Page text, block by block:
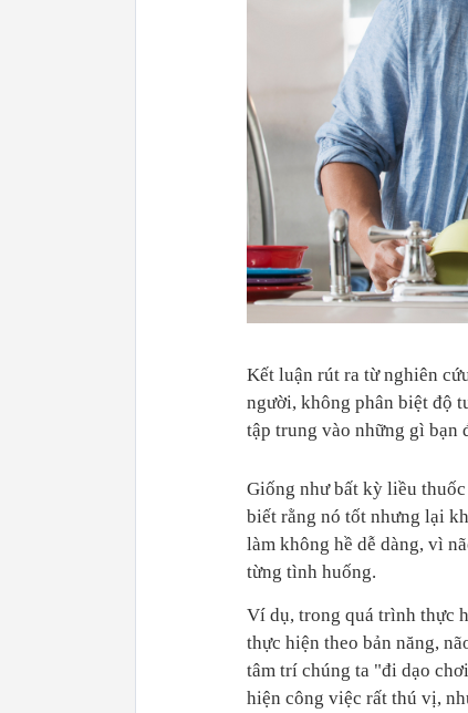
Kết luận rút ra từ nghiên
người, không phân biệt độ
tập trung vào những gì bạn
Giống như bất kỳ liều
biết rằng nó tốt nhưng lại
làm không hề dễ dàng, vì
từng tình huống.
Ví dụ, trong quá trình thực
thực hiện theo bản năng,
tâm trí chúng ta "đi dạo
hiện công việc rất thú vị,